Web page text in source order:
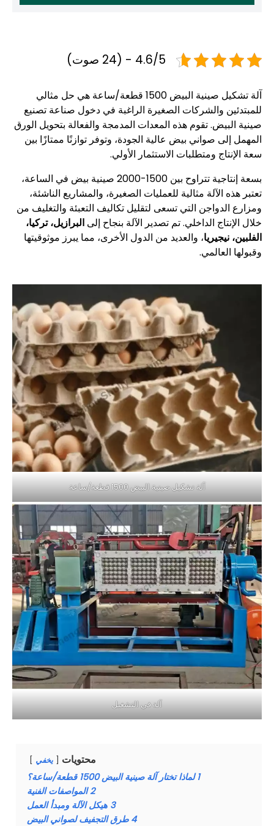
4.6/5 - (24 صوت)
آلة تشكيل صينية البيض 1500 قطعة/ساعة هي حل مثالي
للمبتدئين والشركات الصغيرة الراغبة في دخول صناعة تصنيع
صينية البيض. تقوم هذه المعدات المدمجة والفعالة بتحويل الورق
المهمل إلى صواني بيض عالية الجودة، وتوفر توازنًا ممتازًا بين
سعة الإنتاج ومتطلبات الاستثمار الأولي.
بسعة إنتاجية تتراوح بين 1500-2000 صينية بيض في الساعة،
تعتبر هذه الآلة مثالية للعمليات الصغيرة، والمشاريع الناشئة،
ومزارع الدواجن التي تسعى لتقليل تكاليف التعبئة والتغليف من
خلال الإنتاج الداخلي. تم تصدير الآلة بنجاح إلى البرازيل، تركيا،
الفلبين، نيجيريا، والعديد من الدول الأخرى، مما يبرز موثوقيتها
وقبولها العالمي.
آلة تشكيل صينية البيض 1500 قطعة/ساعة
آلة في التشغيل
محتويات يخفي
1 لماذا تختار آلة صينية البيض 1500 قطعة/ساعة؟
2 المواصفات الفنية
3 هيكل الآلة ومبدأ العمل
4 طرق التجفيف لصواني البيض